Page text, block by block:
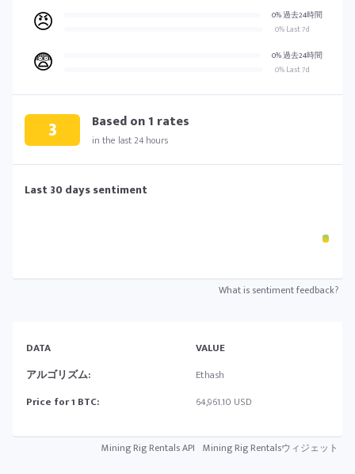
😠
0% 過去24時間
0% Last 7d
😨
0% 過去24時間
0% Last 7d
3 Based on1 rates
in the last 24 hours
Last 30 days sentiment
What is sentiment feedback?
DATA
VALUE
アルゴリズム:
Ethash
Price for 1 BTC:
64,961.10 USD
Mining Rig Rentals API Mining Rig Rentalsウィジェット